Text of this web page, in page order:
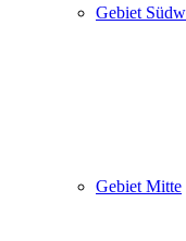
Gebiet
Gebiet Mitte